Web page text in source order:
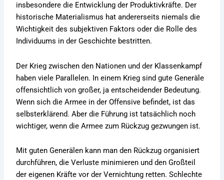
insbesondere die Entwicklung der Produktivkräfte. Der
historische Materialismus hat andererseits niemals die
Wichtigkeit des subjektiven Faktors oder die Rolle des
Individuums in der Geschichte bestritten.
Der Krieg zwischen den Nationen und der Klassenkampf
haben viele Parallelen. In einem Krieg sind gute Generäle
offensichtlich von großer, ja entscheidender Bedeutung.
Wenn sich die Armee in der Offensive befindet, ist das
selbsterklärend. Aber die Führung ist tatsächlich noch
wichtiger, wenn die Armee zum Rückzug gezwungen ist.
Mit guten Generälen kann man den Rückzug organisiert
durchführen, die Verluste minimieren und den Großteil
der eigenen Kräfte vor der Vernichtung retten. Schlechte